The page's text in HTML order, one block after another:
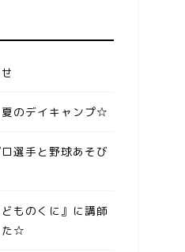
のデイキャンプ☆
選手と野球あそび
ものくに』に講師
た☆